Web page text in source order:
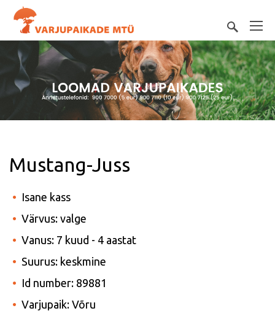
Mustang-Juss
Isane kass
Värvus: valge
Vanus: 7 kuud - 4 aastat
Suurus: keskmine
Id number: 89881
Varjupaik: Võru